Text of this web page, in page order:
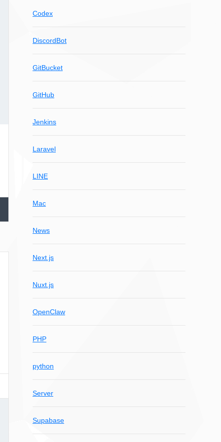
Codex
DiscordBot
GitBucket
GitHub
Jenkins
Laravel
LINE
Mac
News
Next.js
Nuxt.js
OpenClaw
PHP
python
Server
Supabase